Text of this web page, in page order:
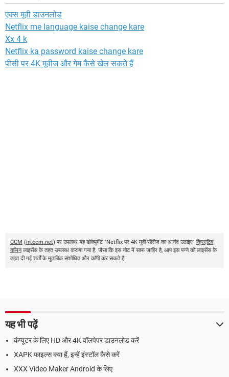
एक्स मूवी डाउनलोड
Netflix me language kaise change kare
Xx 4 k
Netflix ka password kaise change kare
पीसी पर 4K मूवीज और गेम कैसे खेल सकते हैं
CCM (in.ccm.net) पर उपलब्ध यह डॉक्युमेंट "Netflix पर 4K मूवी-सीरीज का आनंद उठाइए" क्रिएटिव
कॉमनलाइसेंस के तहत उपलब्ध कराया गया है. जैसा कि इस नोट में साफ जाहिर है, आप इस पन्ने को लाइसेंस के
तहत दी गई शर्तों के मुताबिक संशोधित और कॉपी कर सकते हैं.
यह भी पढ़ें
कंप्यूटर के लिए HD और 4K वॉलपेपर डाउनलोड करें
XAPK फाइल्स क्या हैं, इन्हें इंस्टॉल कैसे करें
XXX Video Maker Android के लिए